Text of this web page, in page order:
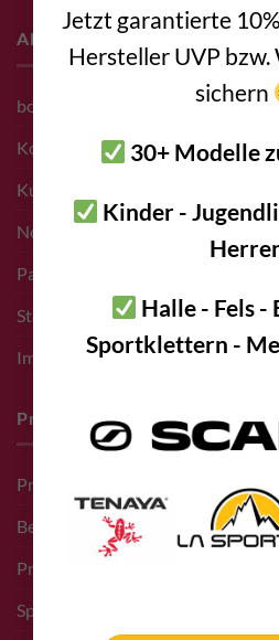
Jetzt garantierte
Hersteller UVP bzw.
sichern
30+ Modelle
Kinder -
Halle - Fels -
Sportklettern -
About
bolting.eu Team
Kontakt
Kunden
Newsletter Anmeldung
Partner bolting.eu
Standort – Adresse
Impressum
Pro Deals & Sponsoring
Pro Deal für Erschließer
Bergführer Pro Deal
Pro Deal Höhlenkunde Vereine
Sponsoring Events